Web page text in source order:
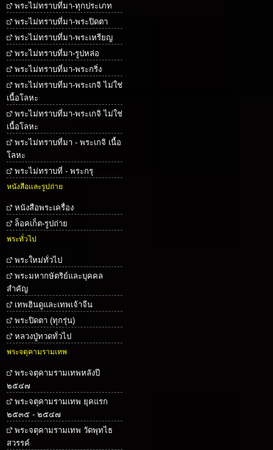
พระไม่ทราบที่มา-ทุกประเภท
พระไม่ทราบที่มา-พระปิดตา
พระไม่ทราบที่มา-พระเหรียญ
พระไม่ทราบที่มา-รูปหล่อ
พระไม่ทราบที่มา-พระกริ่ง
พระไม่ทราบที่มา-พระเกจิ ไม่ใช่
เนื้อโลหะ
พระไม่ทราบที่มา-พระเกจิ ไม่ใช่
เนื้อโลหะ
พระไม่ทราบที่มา - พระเกจิ เนื้อ
โลหะ
พระไม่ทราบที่ - พระกรุ
หนังสือและรูปถ่าย
หนังสือพระเครื่อง
ล็อคเก็ต-รูปถ่าย
พระทั่วไป
พระใหม่ทั่วไป
พระมหากษัตริย์และบุคคล
สำคัญ
เทพฮินดูและเทพเจ้าจีน
พระปิดตา (ทุกรุ่น)
หลวงปู่ทวดทั่วไป
พระจตุคามรามเทพ
พระจตุคามรามเทพหลังปี
๒๕๔๗
พระจตุคามรามเทพ ยุคแรก
๒๕๓๕ - ๒๕๔๗
พระจตุคามรามเทพ วัดพุทไธ
สวรรค์